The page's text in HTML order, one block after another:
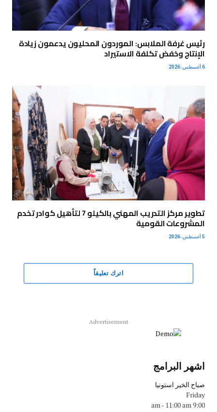
رئيس غرفة الملابس: الموردون المحليون يدعمون زيادة
الإنتاج وخفض تكلفة الاستيراد
6 أغسطس، 2026
تطوير مركز التدريب المهني بالكيلو 7 لتأهيل كوادر تخدم
المشروعات القومية
5 أغسطس، 2026
اترك تعليقاً
Advertisement
اشهر البرامج
صباح الخير استونيا
Friday
9:00 am
- 11:00 am